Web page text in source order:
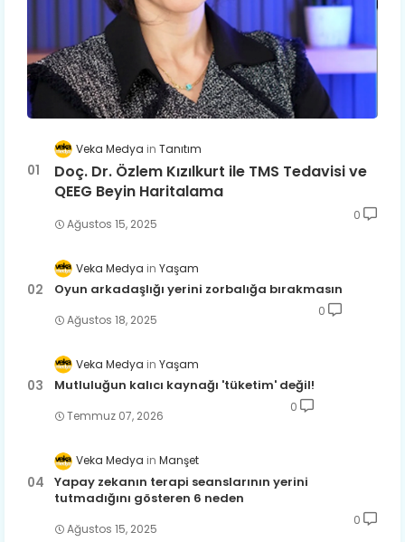
Veka Medya Tanıtım
Doç. Dr. Özlem Kızılkurt ile TMS Tedavisi ve
QEEG Beyin Haritalama
Ağustos 15, 2025
0
Veka Medya Yaşam
Oyun arkadaşlığı yerini zorbalığa bırakmasın
Ağustos 18, 2025
0
Veka Medya Yaşam
Mutluluğun kalıcı kaynağı 'tüketim' değil!
Temmuz 07, 2026
0
Veka Medya Manşet
Yapay zekanın terapi seanslarının yerini
tutmadığını gösteren 6 neden
Ağustos 15, 2025
0